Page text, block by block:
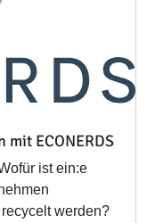
ECONERDS
ist ein:e
werden?